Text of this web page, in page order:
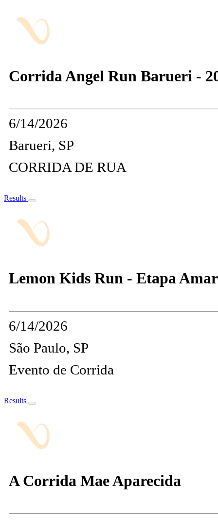
Corrida Angel Run Barueri -
6/14/2026
Barueri, SP
CORRIDA DE RUA
Results
Lemon Kids Run - Etapa
6/14/2026
São Paulo, SP
Evento de Corrida
Results
A Corrida Mae Aparecida